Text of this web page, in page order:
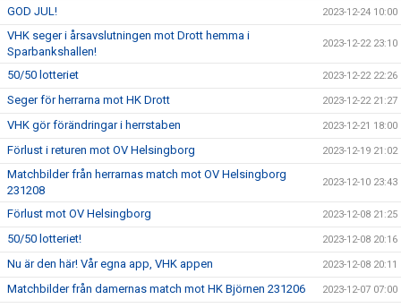
GOD JUL! 2023-12-24 10:00
VHK seger i årsavslutningen mot Drott hemma i
Sparbankshallen!
2023-12-22 23:10
50/50 lotteriet 2023-12-22 22:26
Seger för herrarna mot HK Drott 2023-12-22 21:27
VHK gör förändringar i herrstaben 2023-12-21 18:00
Förlust i returen mot OV Helsingborg 2023-12-19 21:02
Matchbilder från herrarnas match mot OV Helsingborg
231208
2023-12-10 23:43
Förlust mot OV Helsingborg 2023-12-08 21:25
50/50 lotteriet! 2023-12-08 20:16
Nu är den här! Vår egna app, VHK appen 2023-12-08 20:11
Matchbilder från damernas match mot HK Björnen 231206 2023-12-07 07:00